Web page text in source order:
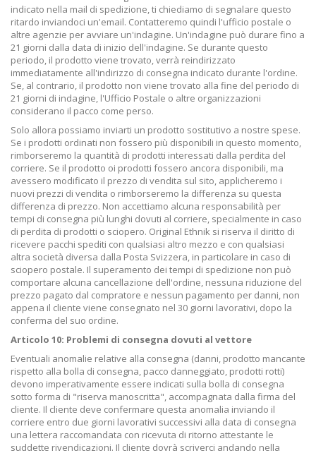
indicato nella mail di spedizione, ti chiediamo di segnalare questo
ritardo inviandoci un'email. Contatteremo quindi l'ufficio postale o
altre agenzie per avviare un'indagine. Un'indagine può durare fino a
21 giorni dalla data di inizio dell'indagine. Se durante questo
periodo, il prodotto viene trovato, verrà reindirizzato
immediatamente all'indirizzo di consegna indicato durante l'ordine.
Se, al contrario, il prodotto non viene trovato alla fine del periodo di
21 giorni di indagine, l'Ufficio Postale o altre organizzazioni
considerano il pacco come perso.
Solo allora possiamo inviarti un prodotto sostitutivo a nostre spese.
Se i prodotti ordinati non fossero più disponibili in questo momento,
rimborseremo la quantità di prodotti interessati dalla perdita del
corriere. Se il prodotto oi prodotti fossero ancora disponibili, ma
avessero modificato il prezzo di vendita sul sito, applicheremo i
nuovi prezzi di vendita o rimborseremo la differenza su questa
differenza di prezzo. Non accettiamo alcuna responsabilità per
tempi di consegna più lunghi dovuti al corriere, specialmente in caso
di perdita di prodotti o sciopero. Original Ethnik si riserva il diritto di
ricevere pacchi spediti con qualsiasi altro mezzo e con qualsiasi
altra società diversa dalla Posta Svizzera, in particolare in caso di
sciopero postale. Il superamento dei tempi di spedizione non può
comportare alcuna cancellazione dell'ordine, nessuna riduzione del
prezzo pagato dal compratore e nessun pagamento per danni, non
appena il cliente viene consegnato nel 30 giorni lavorativi, dopo la
conferma del suo ordine.
Articolo 10: Problemi di consegna dovuti al vettore
Eventuali anomalie relative alla consegna (danni, prodotto mancante
rispetto alla bolla di consegna, pacco danneggiato, prodotti rotti)
devono imperativamente essere indicati sulla bolla di consegna
sotto forma di "riserva manoscritta", accompagnata dalla firma del
cliente. Il cliente deve confermare questa anomalia inviando il
corriere entro due giorni lavorativi successivi alla data di consegna
una lettera raccomandata con ricevuta di ritorno attestante le
suddette rivendicazioni. Il cliente dovrà scriverci andando nella